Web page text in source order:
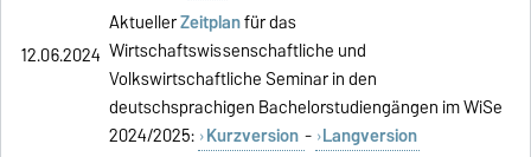
12.06.2024
AktuellerZeitplanfür das
Wirtschaftswissenschaftliche und
Volkswirtschaftliche Seminar in den
deutschsprachigen Bachelorstudiengängen im WiSe
2024/2025: Kurzversion - Langversion